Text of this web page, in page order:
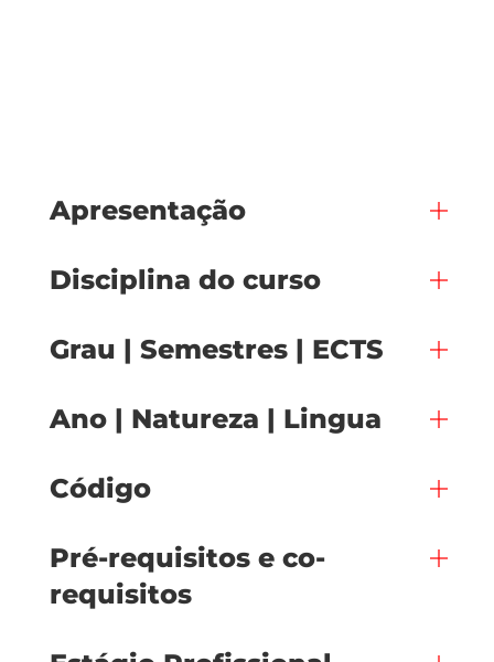
Apresentação
Disciplina do curso
Grau | Semestres | ECTS
Ano | Natureza | Lingua
Código
Pré-requisitos e co-
requisitos